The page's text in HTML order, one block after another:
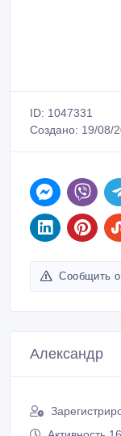
ID: 1047331
Создано: 19/08/
Сообщить
Александр